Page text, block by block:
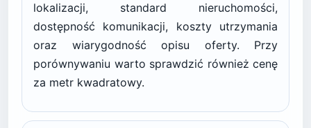
lokalizacji, standard nieruchomości,
dostępność komunikacji, koszty utrzymania
oraz wiarygodność opisu oferty. Przy
porównywaniu warto sprawdzić również cenę
za metr kwadratowy.